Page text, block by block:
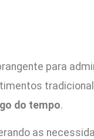
para
do tempo.
as